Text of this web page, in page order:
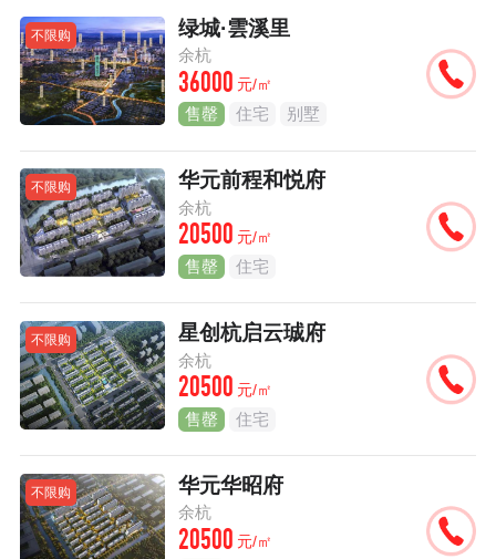
不限购 绿城·雲溪里
余杭
36000 元/㎡
售罄 住宅 别墅
不限购 华元前程和悦府
余杭
20500 元/㎡
售罄 住宅
不限购 星创杭启云珹府
余杭
20500 元/㎡
售罄 住宅
不限购 华元华昭府
余杭
20500 元/㎡